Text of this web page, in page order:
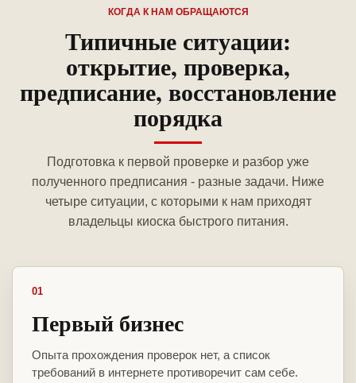
КОГДА К НАМ ОБРАЩАЮТСЯ
Типичные ситуации:
открытие, проверка,
предписание, восстановление
порядка
Подготовка к первой проверке и разбор уже
полученного предписания - разные задачи. Ниже
четыре ситуации, с которыми к нам приходят
владельцы киоска быстрого питания.
01
Первый бизнес
Опыта прохождения проверок нет, а список
требований в интернете противоречит сам себе.